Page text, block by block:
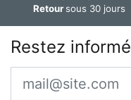
Retoursous 30 jours
Restez informé
Email